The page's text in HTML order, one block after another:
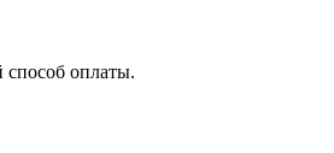
оплаты.